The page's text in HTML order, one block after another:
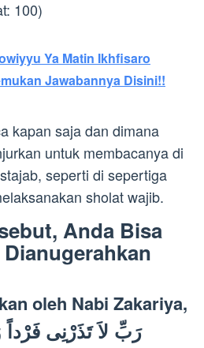
100)
Ya Matin Ikhfisaro
Jawabannya Disini!!
kapan saja dan dimana
untuk membacanya di
seperti di sepertiga
sholat wajib.
Anda Bisa
oleh Nabi Zakariya,
رَبِّ لاَ تَذَرْنِى فَرْداً